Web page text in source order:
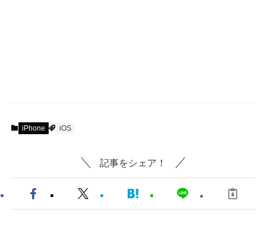
iPhone iOS
記事をシェア！